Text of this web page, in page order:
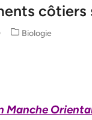
Posted
Biologie
Manche